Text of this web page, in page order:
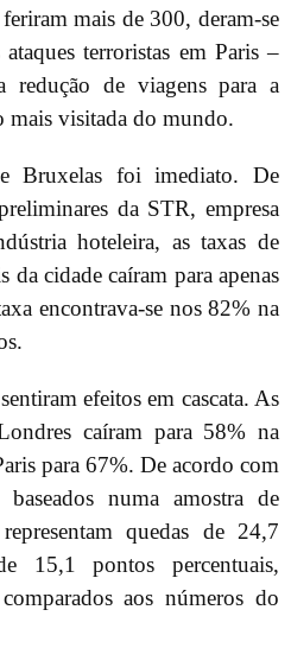
mais de 300, deram-se
terroristas em Paris –
redução de viagens para a
mais visitada do mundo.
Bruxelas foi imediato. De
da STR, empresa
hoteleira, as taxas de
da cidade caíram para apenas
encontrava-se nos 82% na
efeitos em cascata. As
caíram para 58% na
para 67%. De acordo com
numa amostra de
quedas de 24,7
15,1 pontos percentuais,
aos números do